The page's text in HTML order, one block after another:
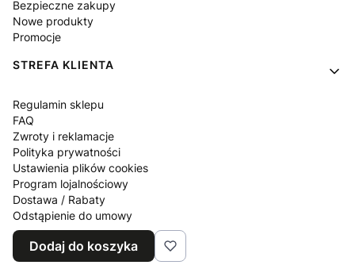
Bezpieczne zakupy
Nowe produkty
Promocje
STREFA KLIENTA
Regulamin sklepu
FAQ
Zwroty i reklamacje
Polityka prywatności
Ustawienia plików cookies
Program lojalnościowy
Dostawa / Rabaty
Odstąpienie do umowy
Blog
Kontakt z nami
Dodaj do koszyka